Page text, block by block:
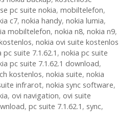
pc suite nokia, mobiltelefon,
c7, nokia handy, nokia lumia,
mobiltelefon, nokia n8, nokia n9,
, nokia ovi suite kostenlos
pc suite 7.1.62.1 , nokia pc suite
pc suite 7.1.62.1 download,
kostenlos, nokia suite, nokia
infrarot, nokia sync software,
, ovi navigation, ovi suite
, pc suite 7.1.62.1 , sync,